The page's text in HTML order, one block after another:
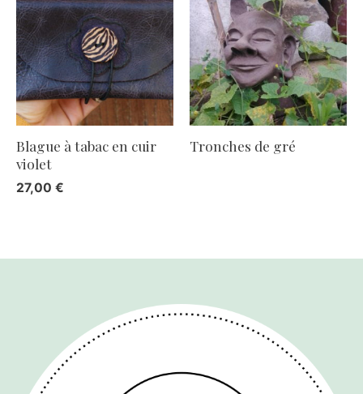
Blague à tabac en cuir
violet
27,00 €
Tronches de gré